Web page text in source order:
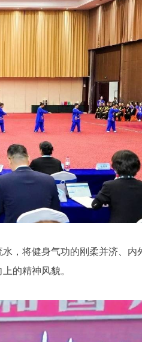
，将健身气功的刚柔并济、内
的精神风貌。